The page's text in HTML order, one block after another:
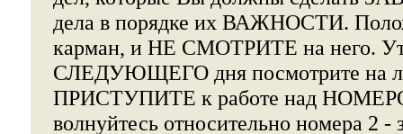
дела в порядке их ВАЖНОСТИ.
карман, и НЕ СМОТРИТЕ на него.
СЛЕДУЮЩЕГО дня посмотрите на
ПРИСТУПИТЕ к работе над
волнуйтесь относительно номера 2 -